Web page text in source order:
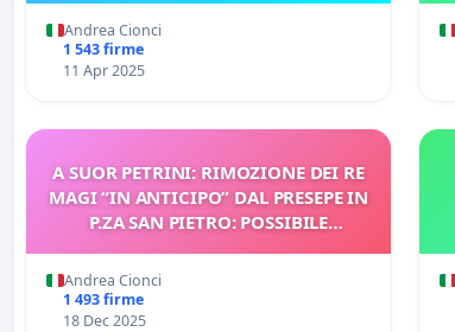
Andrea Cionci
1 543 firme
11 Apr 2025
A SUOR PETRINI: RIMOZIONE DEI RE
MAGI “IN ANTICIPO” DAL PRESEPE IN
P.ZA SAN PIETRO: POSSIBILE
Andrea Cionci
1 493 firme
18 Dec 2025